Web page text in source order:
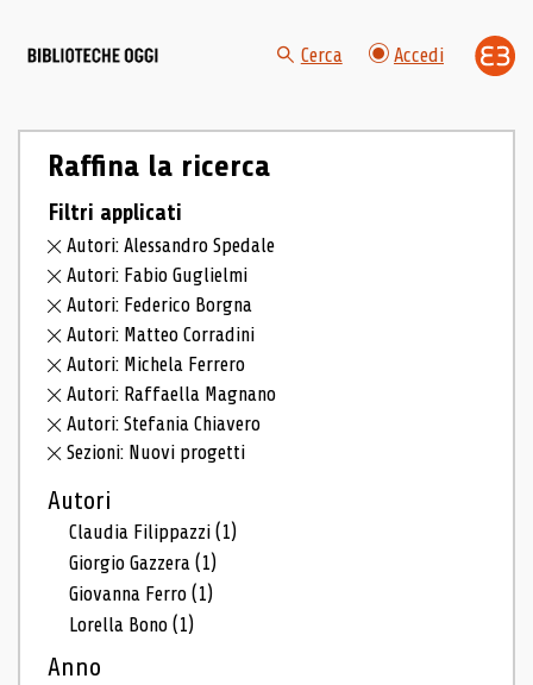
Cerca Accedi
Raffina la ricerca
Filtri applicati
Autori: Alessandro Spedale
Autori: Fabio Guglielmi
Autori: Federico Borgna
Autori: Matteo Corradini
Autori: Michela Ferrero
Autori: Raffaella Magnano
Autori: Stefania Chiavero
Sezioni: Nuovi progetti
Autori
Claudia Filippazzi(1)
Giorgio Gazzera(1)
Giovanna Ferro(1)
Lorella Bono(1)
Anno